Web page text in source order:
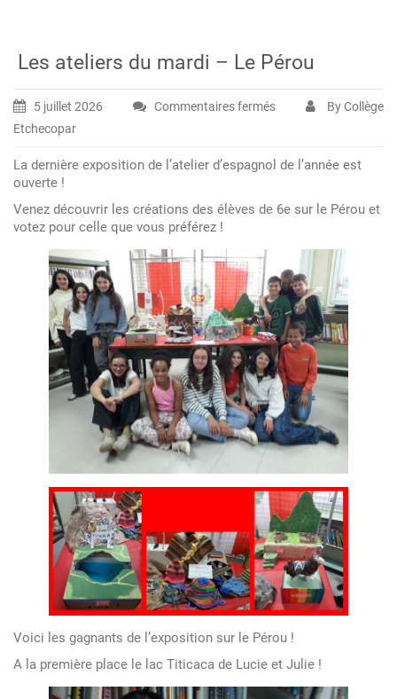
Les ateliers du mardi – Le Pérou
5 juillet 2026 Commentaires ferméssur
By Collège
Etchecopar
La dernière exposition de l’atelier d’espagnol de l’année est
ouverte !
Venez découvrir les créations des élèves de 6e sur le Pérou et
votez pour celle que vous préférez !
Voici les gagnants de l’exposition sur le Pérou !
A la première place le lac Titicaca de Lucie et Julie !